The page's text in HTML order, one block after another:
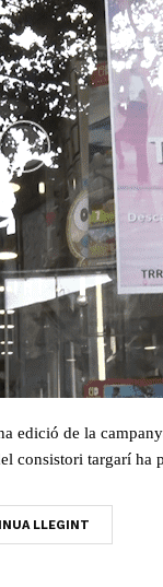
edició de la
consistori targarí ha
LLEGINT